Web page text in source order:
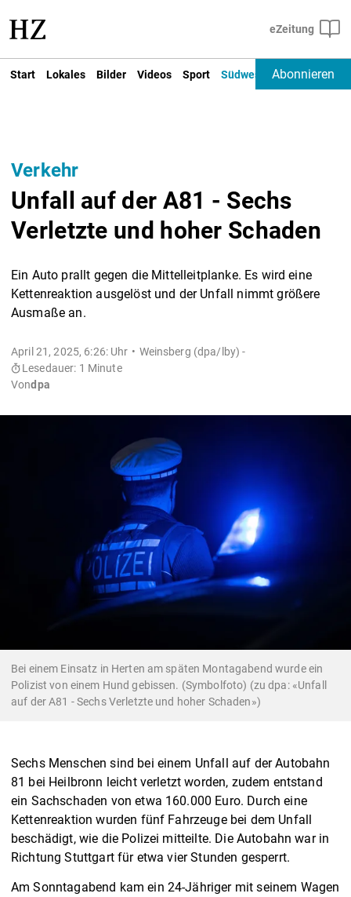
Start Lokales Bilder Videos Sport Südwest Deutschland
Abonnieren
Verkehr
Unfall auf der A81 - Sechs
Verletzte und hoher Schaden
Ein Auto prallt gegen die Mittelleitplanke. Es wird eine
Kettenreaktion ausgelöst und der Unfall nimmt größere
Ausmaße an.
April 21, 2025, 6:26: Uhr
Weinsberg (dpa/lby) -
Lesedauer: 1 Minute
Vondpa
Bei einem Einsatz in Herten am späten Montagabend wurde ein
Polizist von einem Hund gebissen. (Symbolfoto) (zu dpa: «Unfall
auf der A81 - Sechs Verletzte und hoher Schaden»)
Sechs Menschen sind bei einem Unfall auf der Autobahn
81 bei Heilbronn leicht verletzt worden, zudem entstand
ein Sachschaden von etwa 160.000 Euro. Durch eine
Kettenreaktion wurden fünf Fahrzeuge bei dem Unfall
beschädigt, wie die Polizei mitteilte. Die Autobahn war in
Richtung Stuttgart für etwa vier Stunden gesperrt.
Am Sonntagabend kam ein 24-Jähriger mit seinem Wagen